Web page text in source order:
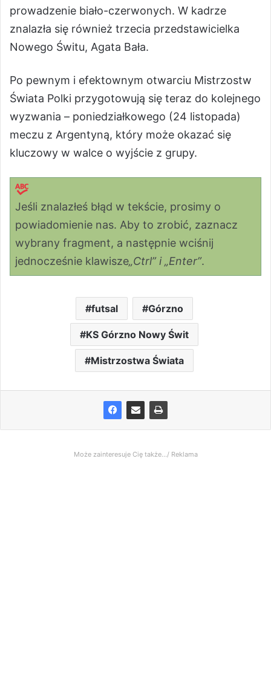
prowadzenie biało-czerwonych. W kadrze
znalazła się również trzecia przedstawicielka
Nowego Świtu, Agata Bała.
Po pewnym i efektownym otwarciu Mistrzostw
Świata Polki przygotowują się teraz do kolejnego
wyzwania – poniedziałkowego (24 listopada)
meczu z Argentyną, który może okazać się
kluczowy w walce o wyjście z grupy.
Jeśli znalazłeś błąd w tekście, prosimy o
powiadomienie nas. Aby to zrobić, zaznacz
wybrany fragment, a następnie wciśnij
jednocześnie klawisze„Ctrl” i „Enter”.
futsal Górzno
KS Górzno Nowy Świt
Mistrzostwa Świata
Może zainteresuje Cię także.../ Reklama